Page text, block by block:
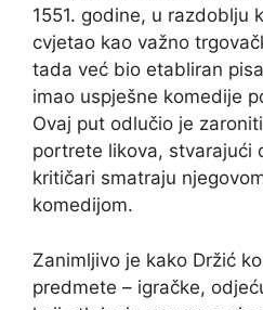
1551. godine, u razdoblju
cvjetao kao važno
tada već bio etabliran
imao uspješne komedije
Ovaj put odlučio je
portrete likova, stvarajući
kritičari smatraju
komedijom.
Zanimljivo je kako Držić
predmete – igračke,